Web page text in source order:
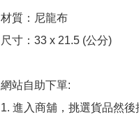
材質：尼龍布
尺寸：33 x 21.5 (公分)
網站自助下單:
1. 進入商舖，挑選貨品然